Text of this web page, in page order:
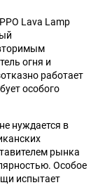
Lava Lamp
огня и
работает
особого
нуждается в
рынка
Особое
испытает